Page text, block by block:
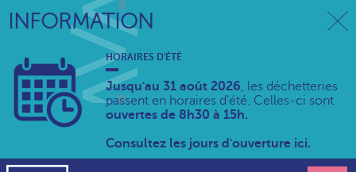
INFORMATION
HORAIRES D'ÉTÉ
Jusqu'au 31 août 2026, les déchetteries
passent en horaires d'été. Celles-ci sont
ouvertes de 8h30 à 15h.
Consultez les jours d'ouverture ici.